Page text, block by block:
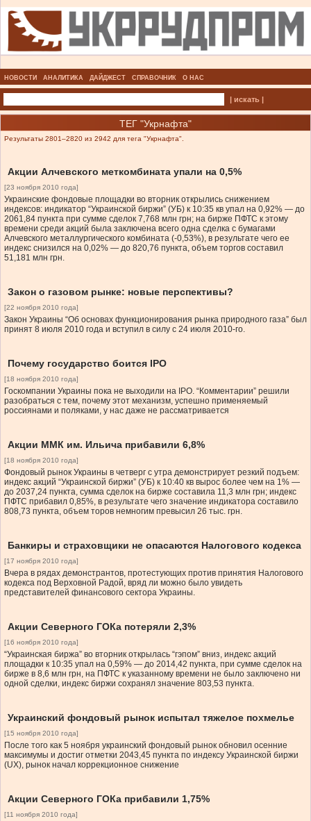
НОВОСТИ АНАЛИТИКА ДАЙДЖЕСТ СПРАВОЧНИК О НАС
| искать |
ТЕГ "Укрнафта"
Результаты 2801–2820 из 2942 для тега "Укрнафта".
Акции Алчевского меткомбината упали на 0,5%
[23 ноября 2010 года]
Украинские фондовые площадки во вторник открылись снижением
индексов: индикатор “Украинской биржи” (УБ) к 10:35 кв упал на 0,92% — до
2061,84 пункта при сумме сделок 7,768 млн грн; на бирже ПФТС к этому
времени среди акций была заключена всего одна сделка с бумагами
Алчевского металлургического комбината (-0,53%), в результате чего ее
индекс снизился на 0,02% — до 820,76 пункта, объем торгов составил
51,181 млн грн.
Закон о газовом рынке: новые перспективы?
[22 ноября 2010 года]
Закон Украины “Об основах функционирования рынка природного газа” был
принят 8 июля 2010 года и вступил в силу с 24 июля 2010-го.
Почему государство боится IPO
[18 ноября 2010 года]
Госкомпании Украины пока не выходили на IPO. “Комментарии” решили
разобраться с тем, почему этот механизм, успешно применяемый
россиянами и поляками, у нас даже не рассматривается
Акции ММК им. Ильича прибавили 6,8%
[18 ноября 2010 года]
Фондовый рынок Украины в четверг с утра демонстрирует резкий подъем:
индекс акций “Украинской биржи” (УБ) к 10:40 кв вырос более чем на 1% —
до 2037,24 пункта, сумма сделок на бирже составила 11,3 млн грн; индекс
ПФТС прибавил 0,85%, в результате чего значение индикатора составило
808,73 пункта, объем торов немногим превысил 26 тыс. грн.
Банкиры и страховщики не опасаются Налогового кодекса
[17 ноября 2010 года]
Вчера в рядах демонстрантов, протестующих против принятия Налогового
кодекса под Верховной Радой, вряд ли можно было увидеть
представителей финансового сектора Украины.
Акции Северного ГОКа потеряли 2,3%
[16 ноября 2010 года]
“Украинская биржа” во вторник открылась “гэпом” вниз, индекс акций
площадки к 10:35 упал на 0,59% — до 2014,42 пункта, при сумме сделок на
бирже в 8,6 млн грн, на ПФТС к указанному времени не было заключено ни
одной сделки, индекс биржи сохранял значение 803,53 пункта.
Украинский фондовый рынок испытал тяжелое похмелье
[15 ноября 2010 года]
После того как 5 ноября украинский фондовый рынок обновил осенние
максимумы и достиг отметки 2043,45 пункта по индексу Украинской биржи
(UX), рынок начал коррекционное снижение
Акции Северного ГОКа прибавили 1,75%
[11 ноября 2010 года]